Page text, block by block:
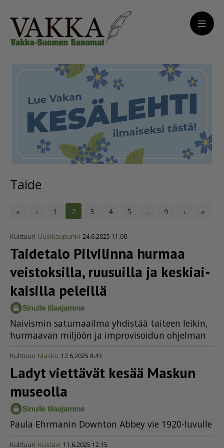
Taide
« ‹ 1 2 3 4 5 ... 9 › »
Kulttuuri Uusikaupunki 24.6.2025 11.00
Taidetalo Pilvilinna hurmaa
veistoksilla, ruusuilla ja keski­ai­
kai­silla peleillä
Nai­vis­min sa­tu­maa­il­ma yh­dis­tää tai­teen lei­kin,
hur­maa­van mil­jöön ja imp­ro­vi­soi­dun oh­jel­man
Kulttuuri Masku 12.6.2025 8.43
Ladyt viettävät kesää Maskun
museolla
Pau­la Ehr­ma­nin Down­ton Ab­bey vie 1920-lu­vul­le
Kulttuuri Kustavi 11.6.2025 12.15